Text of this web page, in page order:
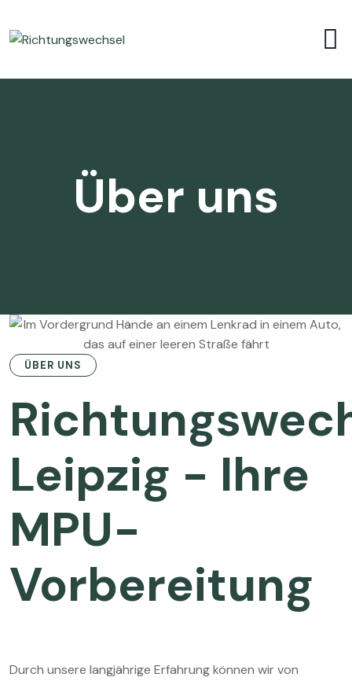
Über uns
ÜBER UNS
Leipzig - Ihre
MPU-
Vorbereitung
Durch unsere langjährige Erfahrung können wir von